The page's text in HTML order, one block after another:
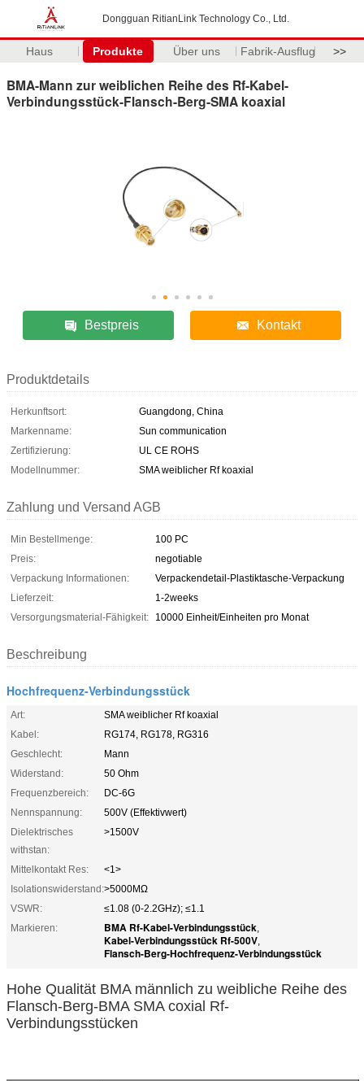
Dongguan RitianLink Technology Co., Ltd.
Haus Produkte Über uns Fabrik-Ausflug >>
BMA-Mann zur weiblichen Reihe des Rf-Kabel-
Verbindungsstück-Flansch-Berg-SMA koaxial
Bestpreis Kontakt
Produktdetails
Herkunftsort:
Guangdong, China
Markenname:
Sun communication
Zertifizierung:
UL CE ROHS
Modellnummer:
SMA weiblicher Rf koaxial
Zahlung und Versand AGB
Min Bestellmenge:
100 PC
Preis:
negotiable
Verpackung Informationen:
Verpackendetail-Plastiktasche-Verpackung
Lieferzeit:
1-2weeks
Versorgungsmaterial-Fähigkeit:
10000 Einheit/Einheiten pro Monat
Beschreibung
Hochfrequenz-Verbindungsstück
Art:
SMA weiblicher Rf koaxial
Kabel:
RG174, RG178, RG316
Geschlecht:
Mann
Widerstand:
50 Ohm
Frequenzbereich:
DC-6G
Nennspannung:
500V (Effektivwert)
Dielektrisches
withstan:
>1500V
Mittelkontakt Res:
<1>
Isolationswiderstand:>5000MΩ
VSWR:
≤1.08 (0-2.2GHz); ≤1.1
Markieren:
BMA Rf-Kabel-Verbindungsstück,
Kabel-Verbindungsstück Rf-500V,
Flansch-Berg-Hochfrequenz-Verbindungsstück
Hohe Qualität BMA männlich zu weibliche Reihe des
Flansch-Berg-BMA SMA coxial Rf-
Verbindungsstücken